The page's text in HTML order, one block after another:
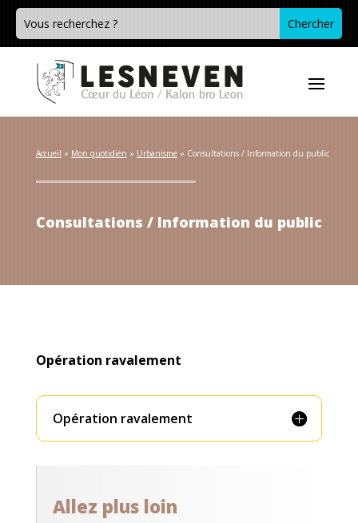
Accueil » Mon quotidien » Urbanisme » Consultations / Information du public
Consultations / Information du public
Opération ravalement
Opération ravalement
Allez plus loin